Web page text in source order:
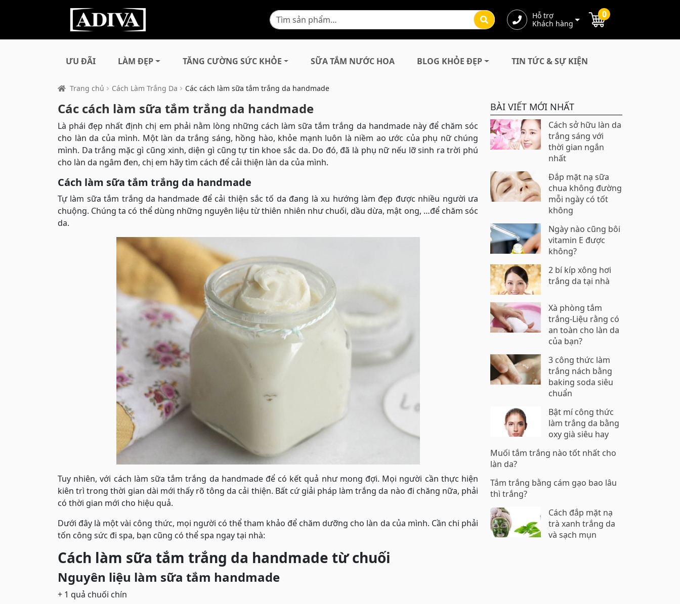
Hỗ trợ
Khách hàng
0
ƯU ĐÃI LÀM ĐẸP TĂNG CƯỜNG SỨC KHỎE SỮA TẮM NƯỚC HOA BLOG KHỎE ĐẸP TIN TỨC & SỰ KIỆN
Trang chủ Cách Làm Trắng Da Các cách làm sữa tắm trắng da handmade
Các cách làm sữa tắm trắng da handmade
Là phái đẹp nhất định chị em phải nằm lòng những cách làm sữa tắm trắng da handmade này để chăm sóc
cho làn da của mình. Một làn da trắng sáng, hồng hào, khỏe mạnh luôn là niềm ao ước của phụ nữ chúng
mình. Da trắng mặc gì cũng xinh, diện gì cũng tự tin khoe sắc da. Do đó, đã là phụ nữ nếu lỡ sinh ra trời phú
cho làn da ngâm đen, chị em hãy tìm cách để cải thiện làn da của mình.
Cách làm sữa tắm trắng da handmade
Tự làm sữa tắm trắng da handmade để cải thiện sắc tố da đang là xu hướng làm đẹp được nhiều người ưa
chuộng. Chúng ta có thể dùng những nguyên liệu từ thiên nhiên như chuối, dầu dừa, mật ong, …để chăm sóc
da.
Tuy nhiên, với cách làm sữa tắm trắng da handmade để có kết quả như mong đợi. Mọi người cần thực hiện
kiên trì trong thời gian dài mới thấy rõ tông da cải thiện. Bất cứ giải pháp làm trắng da nào đi chăng nữa, phải
có thời gian mới cho hiệu quả.
Dưới đây là một vài công thức, mọi người có thể tham khảo để chăm dưỡng cho làn da của mình. Cần chi phải
tốn công sức đi spa, bạn cũng có thể spa ngay tại nhà:
Cách làm sữa tắm trắng da handmade từ chuối
Nguyên liệu làm sữa tắm handmade
+ 1 quả chuối chín
BÀI VIẾT MỚI NHẤT
Cách sở hữu làn da
trắng sáng với
thời gian ngắn
nhất
Đắp mặt nạ sữa
chua không đường
mỗi ngày có tốt
không
Ngày nào cũng bôi
vitamin E được
không?
2 bí kíp xông hơi
trắng da tại nhà
Xà phòng tắm
trắng-Liệu rằng có
an toàn cho làn da
của bạn?
3 công thức làm
trắng nách bằng
baking soda siêu
chuẩn
Bật mí công thức
làm trắng da bằng
oxy già siêu hay
Muối tắm trắng nào tốt nhất cho
làn da?
Tắm trắng bằng cám gạo bao lâu
thì trắng?
Cách đắp mặt nạ
trà xanh trắng da
và sạch mụn